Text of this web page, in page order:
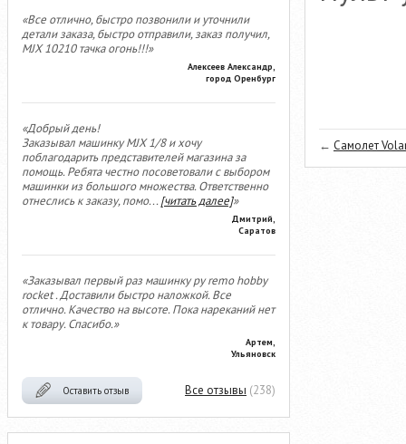
«Все отлично, быстро позвонили и уточнили
детали заказа, быстро отправили, заказ получил,
MJX 10210 тачка огонь!!!»
Алексеев Александр,
город Оренбург
«Добрый день!
Заказывал машинку MJX 1/8 и хочу
поблагодарить представителей магазина за
помощь. Ребята честно посоветовали с выбором
машинки из большого множества. Ответственно
отнеслись к заказу, помо...[читать далее]»
Дмитрий,
Саратов
«Заказывал первый раз машинку ру remo hobby
rocket . Доставили быстро наложкой. Все
отлично. Качество на высоте. Пока нареканий нет
к товару. Спасибо.»
Артем,
Ульяновск
Оставить отзыв Все отзывы (238)
← Самолет